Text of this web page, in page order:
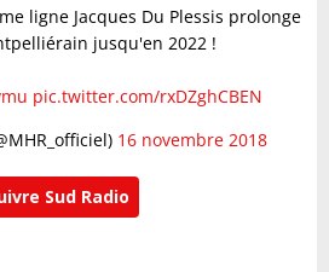
ligne Jacques Du Plessis prolonge
jusqu'en 2022 !
pic.twitter.com/rxDZghCBEN
16 novembre 2018
Sud Radio